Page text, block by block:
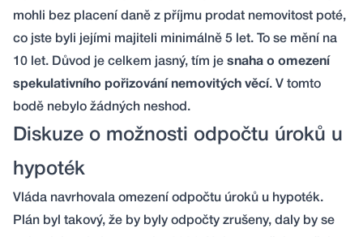
mohli bez placení daně z příjmu prodat nemovitost poté,
co jste byli jejími majiteli minimálně 5 let. To se mění na
10 let. Důvod je celkem jasný, tím je snaha o omezení
spekulativního pořizování nemovitých věcí. V tomto
bodě nebylo žádných neshod.
Diskuze o možnosti odpočtu úroků u
hypoték
Vláda navrhovala omezení odpočtu úroků u hypoték.
Plán byl takový, že by byly odpočty zrušeny, daly by se